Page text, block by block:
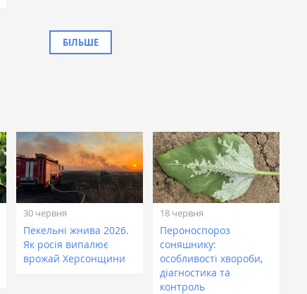
БІЛЬШЕ
30 червня
Пекельні жнива 2026.
Як росія випалює
врожай Херсонщини
18 червня
Пероноспороз
соняшнику:
особливості хвороби,
діагностика та
контроль